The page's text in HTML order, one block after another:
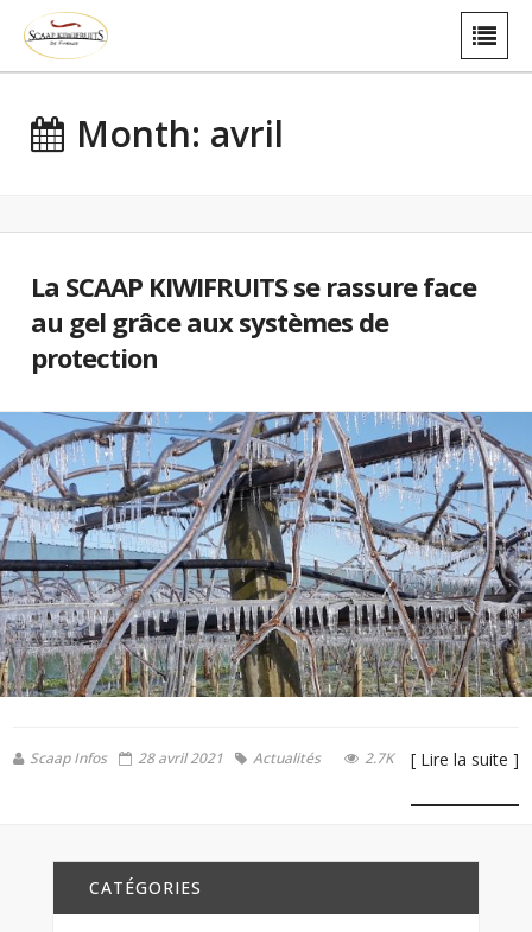
Month: avril
La SCAAP KIWIFRUITS se rassure face
au gel grâce aux systèmes de
protection
Scaap Infos 28 avril 2021 Actualités 2.7K [ Lire la suite ]
CATÉGORIES